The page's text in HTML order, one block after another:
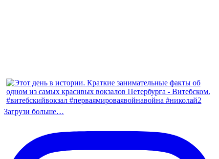
Загрузи больше…